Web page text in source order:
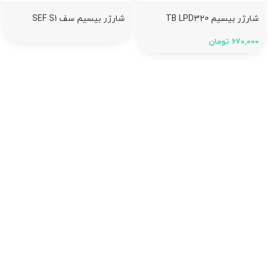
شارژر بیسیم TB LPD320
670,000 تومان
شارژر بیسیم سف SEF S1